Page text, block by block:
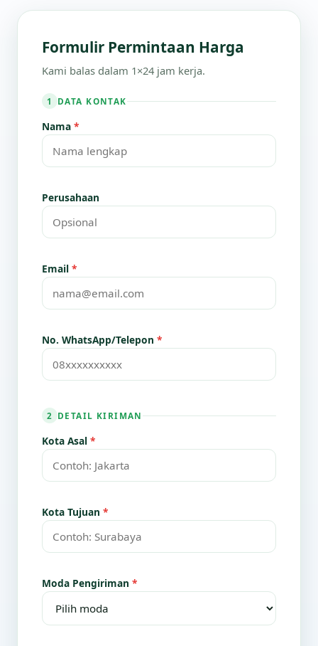
Formulir Permintaan Harga
Kami balas dalam 1×24 jam kerja.
1 DATA KONTAK
Nama *
Perusahaan
Email *
No. WhatsApp/Telepon *
2 DETAIL KIRIMAN
Kota Asal *
Kota Tujuan *
Moda Pengiriman *